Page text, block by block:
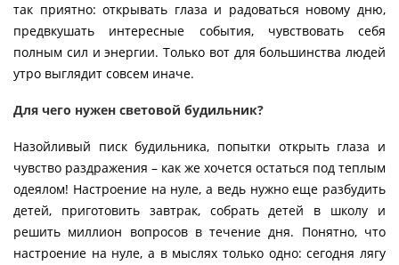
так приятно: открывать глаза и радоваться новому дню,
предвкушать интересные события, чувствовать себя
полным сил и энергии. Только вот для большинства людей
утро выглядит совсем иначе.
Для чего нужен световой будильник?
Назойливый писк будильника, попытки открыть глаза и
чувство раздражения – как же хочется остаться под теплым
одеялом! Настроение на нуле, а ведь нужно еще разбудить
детей, приготовить завтрак, собрать детей в школу и
решить миллион вопросов в течение дня. Понятно, что
настроение на нуле, а в мыслях только одно: сегодня лягу